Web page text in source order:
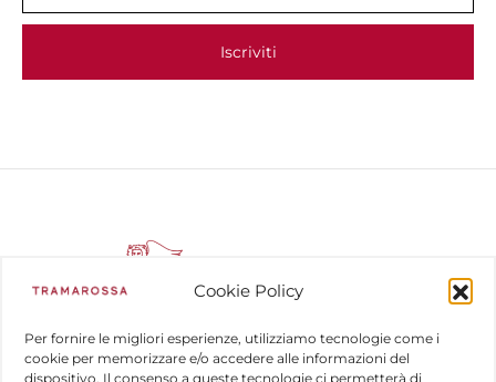
Cookie Policy
Per fornire le migliori esperienze, utilizziamo tecnologie come i
cookie per memorizzare e/o accedere alle informazioni del
dispositivo. Il consenso a queste tecnologie ci permetterà di